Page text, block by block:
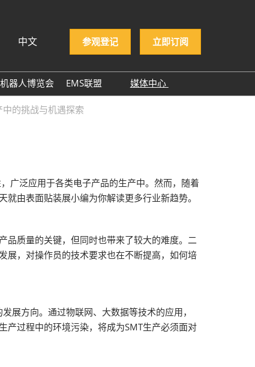
中文
ย
参观登记 立即订阅
器人博览会
EMS联盟
媒体中心
行业小百科
NEPCON ASIA 2025感谢
的挑战与机遇探索
广泛应用于各类电子产品的生产中。然而，随着
由表面贴装展小编为你解读更多行业新趋势。
品质量的关键，但同时也带来了较大的难度。二
展，对操作员的技术要求也在不断提高，如何培
展方向。通过物联网、大数据等技术的应用，
产过程中的环境污染，将成为SMT生产必须面对